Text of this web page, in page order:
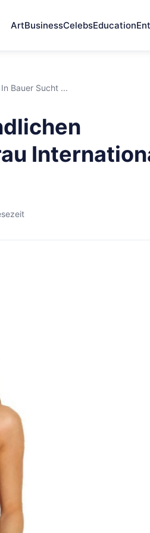
ArtBusinessCelebsEducation
Bauer Sucht ...